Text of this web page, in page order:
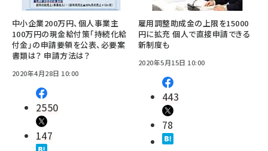
中小企業200万円、個人事業主
100万円の現金給付策「持続化給
付金」の申請要領を公表、必要案
書類は？ 申請方法は？
2020年4月28日 10:00
2550
147
雇用調整助成金の上限を15000
円に拡充 個人で直接申請できる
新制度も
2020年5月15日 10:00
443
78